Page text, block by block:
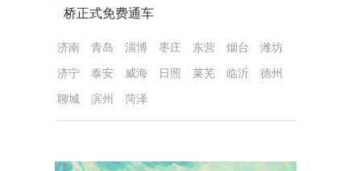
桥正式免费通车
济南 青岛 淄博 枣庄 东营 烟台
潍坊
济宁
泰安 威海 日照 莱芜 临沂
德州
聊城
滨州 菏泽